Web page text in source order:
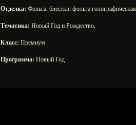
Отделка: Фольга, блёстки, фольга
Тематика: Новый Год и Рождество,
Класс: Премиум
Программа: Новый Год